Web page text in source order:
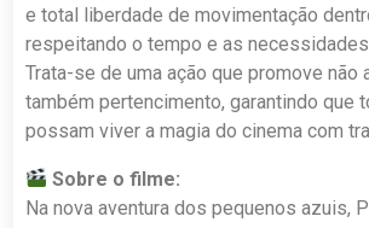
e total liberdade de movimentação
respeitando o tempo e as
Trata-se de uma ação que promove não
também pertencimento, garantindo que
possam viver a magia do cinema com
Sobre o filme:
Na nova aventura dos pequenos azuis,